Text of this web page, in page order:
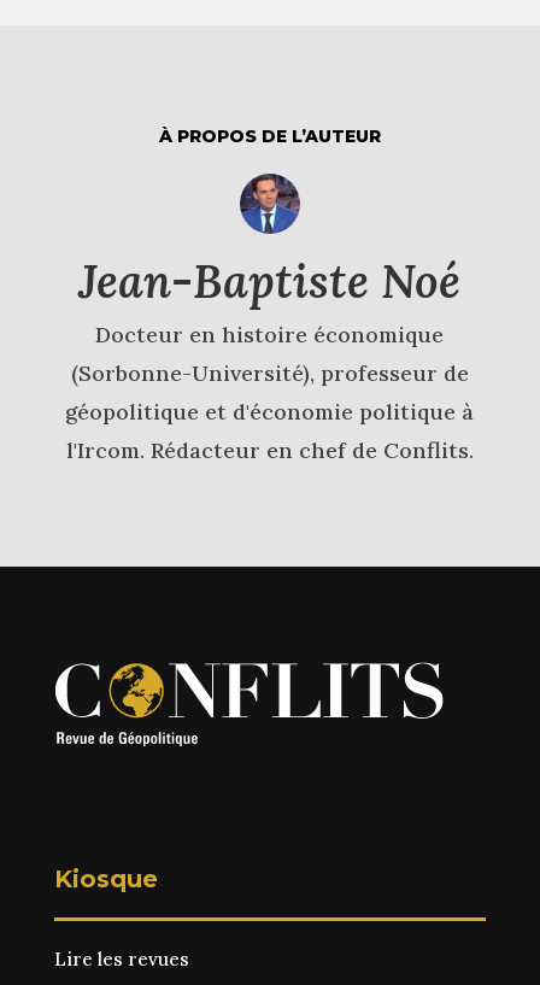
À PROPOS DE L’AUTEUR
Jean-Baptiste Noé
Docteur en histoire économique
(Sorbonne-Université), professeur de
géopolitique et d'économie politique à
l'Ircom. Rédacteur en chef de Conflits.
Kiosque
Lire les revues